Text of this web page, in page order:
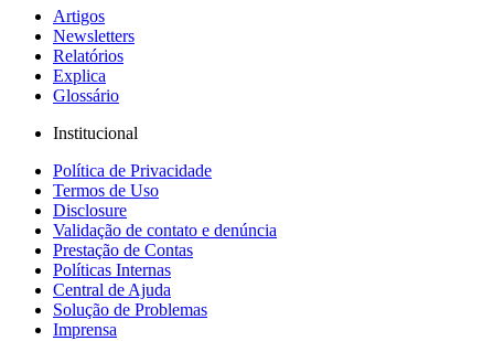
Artigos
Newsletters
Relatórios
Explica
Glossário
Institucional
Política de Privacidade
Termos de Uso
Disclosure
Validação de contato e denúncia
Prestação de Contas
Políticas Internas
Central de Ajuda
Solução de Problemas
Imprensa